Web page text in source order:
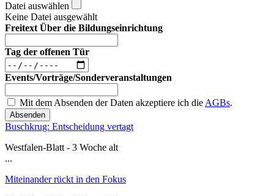
Datei auswählen
Keine Datei ausgewählt
Freitext Über die Bildungseinrichtung
Tag der offenen Tür
Events/Vorträge/Sonderveranstaltungen
Mit dem Absenden der Daten akzeptiere ich die AGBs.
Absenden
Buschkrug: Entscheidung vertagt
Westfalen-Blatt - 3 Woche alt
...
Miteinander rückt in den Fokus